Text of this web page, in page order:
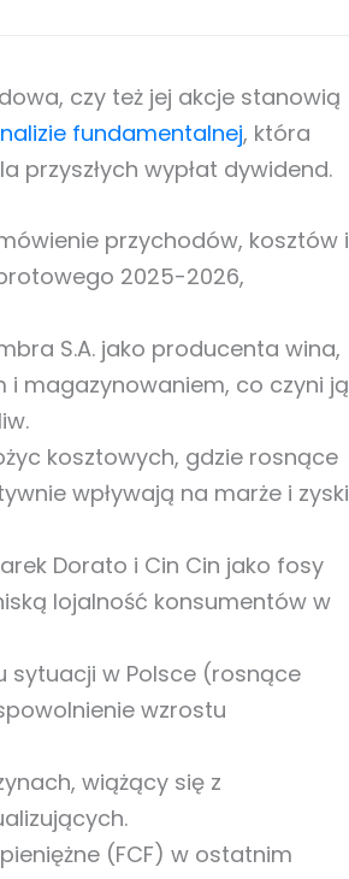
czy też jej akcje stanowią
fundamentalnej, która
przyszłych wypłat dywidend.
przychodów, kosztów i
2025-2026,
S.A. jako producenta wina,
magazynowaniem, co czyni ją
kosztowych, gdzie rosnące
wpływają na marże i zyski
Dorato i Cin Cin jako fosy
lojalność konsumentów w
sytuacji w Polsce (rosnące
wzrostu
wiążący się z
(FCF) w ostatnim